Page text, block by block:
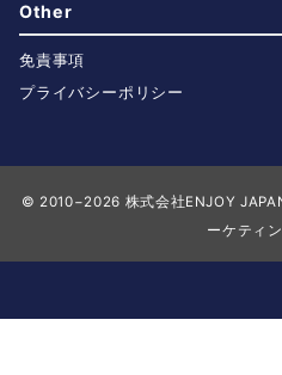
Other
免責事項
プライバシーポリシー
© 2010−2026 株式会社ENJOY
ーケティ